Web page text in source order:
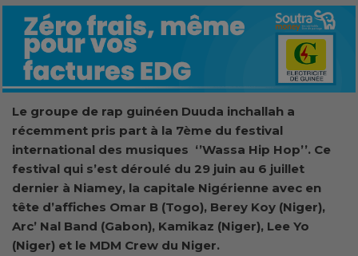
Le groupe de rap guinéen Duuda inchallah a
récemment pris part à la 7ème du festival
international des musiques ‘’Wassa Hip Hop’’. Ce
festival qui s’est déroulé du 29 juin au 6 juillet
dernier à Niamey, la capitale Nigérienne avec en
tête d’affiches Omar B (Togo), Berey Koy (Niger),
Arc’ Nal Band (Gabon), Kamikaz (Niger), Lee Yo
(Niger) et le MDM Crew du Niger.